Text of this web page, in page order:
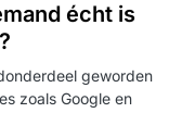
écht is
geworden
zoals Google en